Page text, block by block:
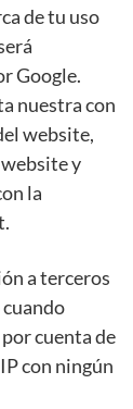
de tu uso
Google.
nuestra con
website,
y
la
a terceros
cuenta de
con ningún